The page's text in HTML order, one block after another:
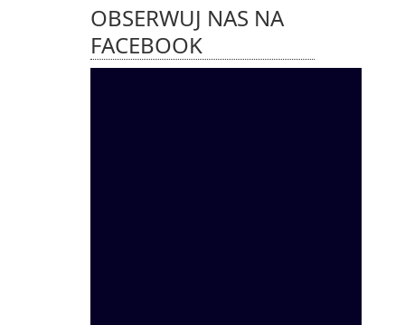
OBSERWUJ NAS NA
FACEBOOK